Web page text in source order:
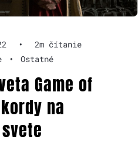
•
2m čítanie
• Ostatné
Game of
na